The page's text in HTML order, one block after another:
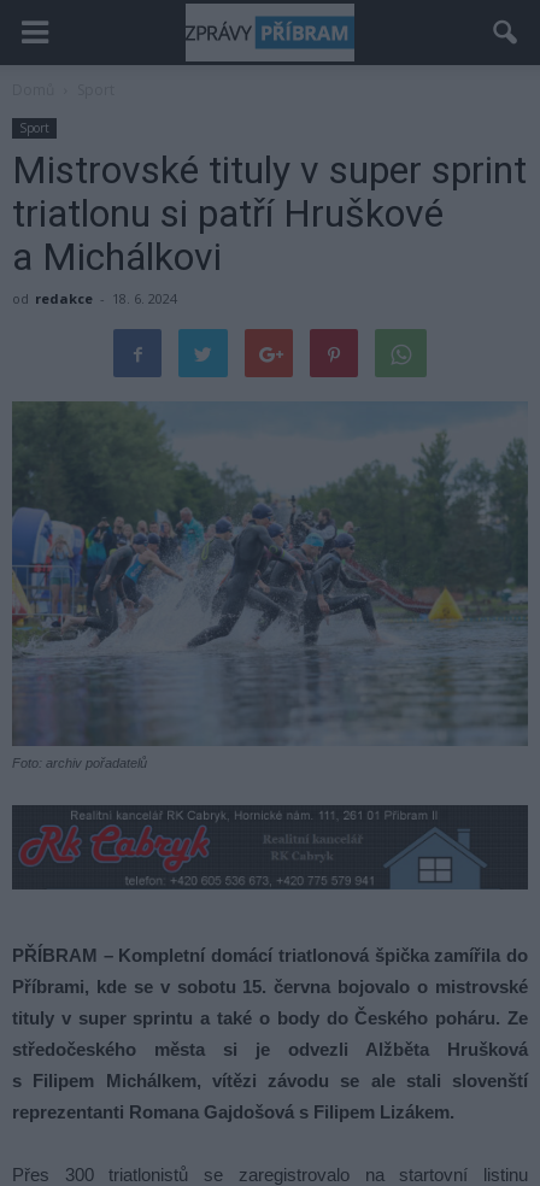
Sport
Mistrovské tituly v super sprint
triatlonu si patří Hruškové
a Michálkovi
od redakce - 18. 6. 2024
Foto: archiv pořadatelů
PŘÍBRAM – Kompletní domácí triatlonová špička zamířila do
Příbrami, kde se v sobotu 15. června bojovalo o mistrovské
tituly v super sprintu a také o body do Českého poháru. Ze
středočeského města si je odvezli Alžběta Hrušková
s Filipem Michálkem, vítězi závodu se ale stali slovenští
reprezentanti Romana Gajdošová s Filipem Lizákem.
Přes 300 triatlonistů se zaregistrovalo na startovní listinu